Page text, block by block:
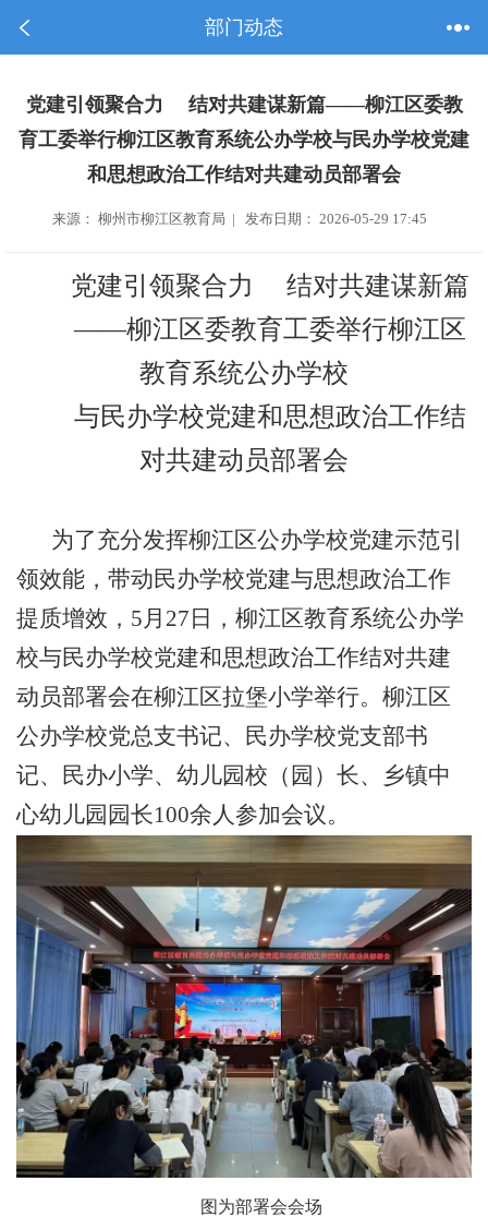
部门动态
党建引领聚合力 结对共建谋新篇——柳江区委教
育工委举行柳江区教育系统公办学校与民办学校党建
和思想政治工作结对共建动员部署会
来源： 柳州市柳江区教育局 | 发布日期： 2026-05-29 17:45
党建引领聚合力 结对共建谋新篇
——柳江区委教育工委举行柳江区
教育系统公办学校
与民办学校党建和思想政治工作结
对共建动员部署会
为了充分发挥柳江区公办学校党建示范引
领效能，带动民办学校党建与思想政治工作
提质增效，5月27日，柳江区教育系统公办学
校与民办学校党建和思想政治工作结对共建
动员部署会在柳江区拉堡小学举行。柳江区
公办学校党总支书记、民办学校党支部书
记、民办小学、幼儿园校（园）长、乡镇中
心幼儿园园长100余人参加会议。
图为部署会会场